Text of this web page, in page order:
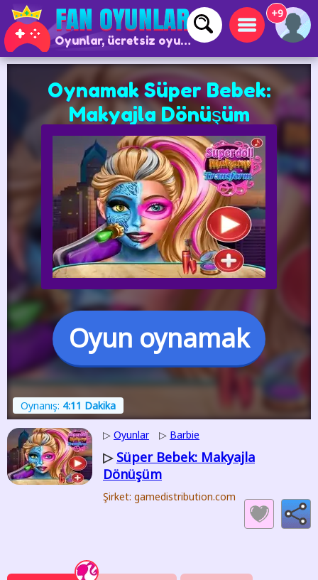
Oyunlar, ücretsiz oyunlar ve çevrimiçi oyunlar
+9
Oynamak Süper Bebek:
Makyajla Dönüşüm
Oyun oynamak
Oynanış: 4:11 Dakika
▷ Oyunlar ▷ Barbie
▷ Süper Bebek: Makyajla
Dönüşüm
Şirket: gamedistribution.com